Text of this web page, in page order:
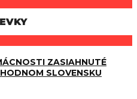
ZASIAHNUTÉ
SLOVENSKU